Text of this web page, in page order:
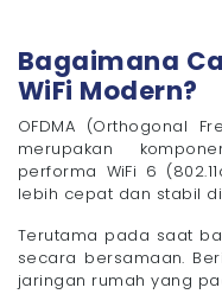
Bagaimana
WiFi Modern?
OFDMA (Orthogonal
merupakan
performa WiFi 6
lebih cepat dan stabil
Terutama pada saat
secara bersamaan.
jaringan rumah yang